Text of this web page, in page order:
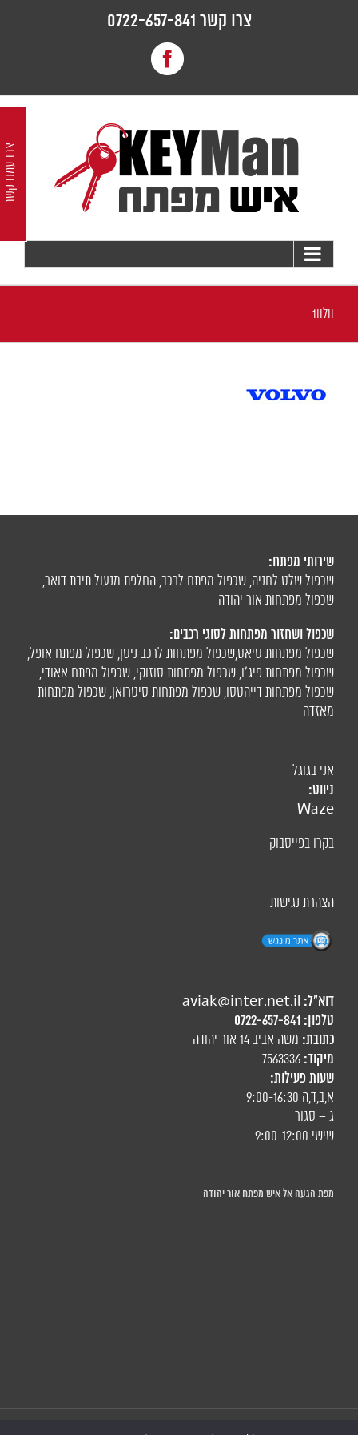
צרו קשר 0722-657-841
Facebook
וולוו1
שירותי מפתח:
שכפול שלט לחניה, שכפול מפתח לרכב, החלפת מנעול תיבת דואר,
שכפול מפתחות אור יהודה
שכפול ושחזור מפתחות לסוגי רכבים:
שכפול מפתחות סיאט,שכפול מפתחות לרכב ניסן , שכפול מפתח אופל,
שכפול מפתחות פיג'ו, שכפול מפתחות סוזוקי, שכפול מפתח אאודי,
שכפול מפתחות דייהטסו, שכפול מפתחות סיטרואן , שכפול מפתחות
מאזדה
אני בגוגל
ניווט:
Waze
בקרו בפייסבוק
הצהרת נגישות
דוא"ל: aviak@inter.net.il
טלפון: 0722-657-841
כתובת: משה אביב 14 אור יהודה
מיקוד: 7563336
שעות פעילות:
א,ב,ד,ה 9:00-16:30
ג – סגור
שישי 9:00-12:00
מפת הגעה אל איש מפתח אור יהודה
כל הזכויות שמורות © איש מפתח
צרו עמנו קשר